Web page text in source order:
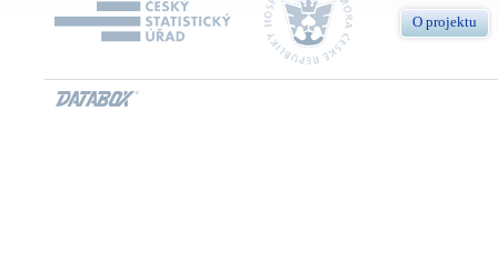
O projektu